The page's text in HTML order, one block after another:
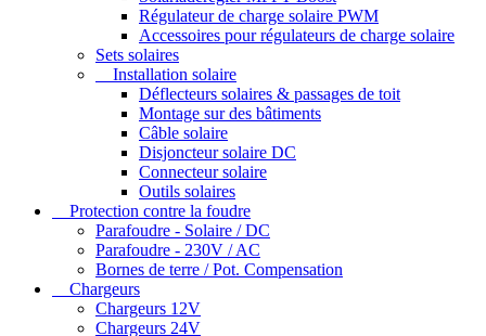
Régulateur de charge solaire PWM
Accessoires pour régulateurs de charge solaire
Sets solaires
Installation solaire
Déflecteurs solaires & passages de toit
Montage sur des bâtiments
Câble solaire
Disjoncteur solaire DC
Connecteur solaire
Outils solaires
Protection contre la foudre
Parafoudre - Solaire / DC
Parafoudre - 230V / AC
Bornes de terre / Pot. Compensation
Chargeurs
Chargeurs 12V
Chargeurs 24V